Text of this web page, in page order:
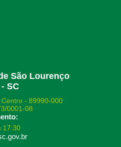
São Lourenço
SC
- 89990-000
0001-08
17:30